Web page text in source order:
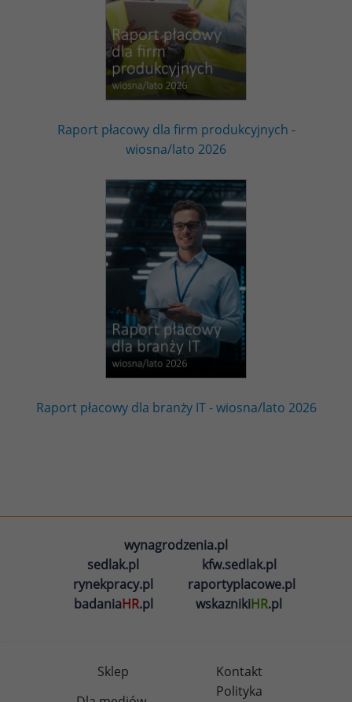
Raport płacowy dla firm produkcyjnych -
wiosna/lato 2026
Raport płacowy dla branży IT - wiosna/lato 2026
wynagrodzenia.pl
sedlak.pl
kfw.sedlak.pl
rynekpracy.pl
raportyplacowe.pl
badaniaHR.pl wskaznikiHR.pl
Sklep
Kontakt
Polityka